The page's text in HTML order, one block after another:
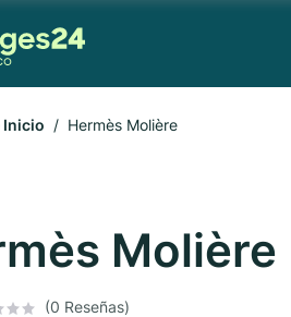
Inicio Hermès Molière
Molière
(0 Reseñas)